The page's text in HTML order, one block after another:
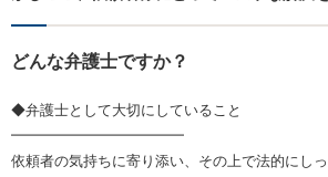
どんな弁護士ですか？
◆弁護士として大切にしていること
━━━━━━━━━━━━
依頼者の気持ちに寄り添い、その上で法的にし